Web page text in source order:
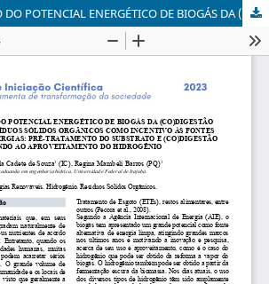
MELHORAMENTO DO POTENCIAL ENERGÉTICO DE BIOGÁS DA (CO)DIGESTÃO ANAERÓBIA DE RESÍDUOS SÓLIDOS ORGÂNICOS COMO INCENTIVO ÀS FONTES RENOVÁVEIS DE ENERGIAS: PRÉ-TRATAMENTO DO SUBSTRATO E (CO)DIGESTÃO VISANDO AO APROVEITAMENTO DO HIDROGÊNIO